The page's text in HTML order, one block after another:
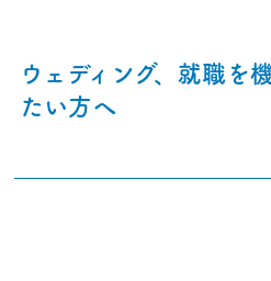
ウェディング、就職を
たい方へ